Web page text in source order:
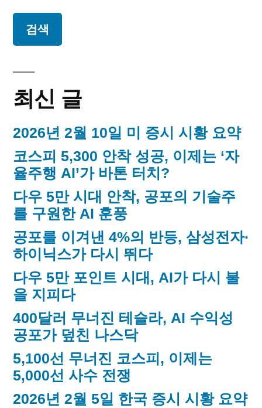
독
운
동
가
김
최신 글
2026년 2월 10일 미 증시 시황 요약
코스피 5,300 안착 성공, 이제는 ‘자
율주행 AI’가 바톤 터치?
다우 5만 시대 안착, 공포의 기술주
를 구원한 AI 훈풍
공포를 이겨낸 4%의 반등, 삼성전자·
하이닉스가 다시 뛰다
다우 5만 포인트 시대, AI가 다시 불
을 지피다
400달러 무너진 테슬라, AI 수익성
공포가 덮친 나스닥
5,100선 무너진 코스피, 이제는
5,000선 사수 전쟁
2026년 2월 5일 한국 증시 시황 요약